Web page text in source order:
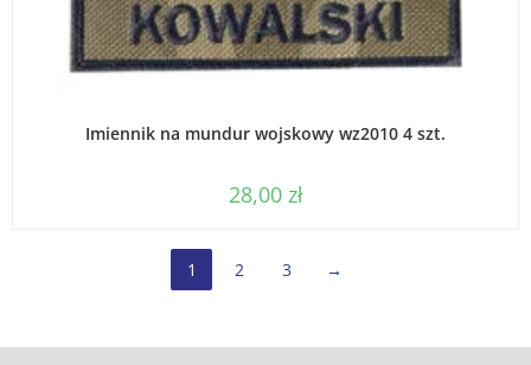
Imiennik na mundur wojskowy wz2010 4 szt.
28,00 zł
1 2 3 →